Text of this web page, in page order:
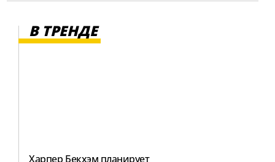
В ТРЕНДЕ
Харпер Бекхэм планирует